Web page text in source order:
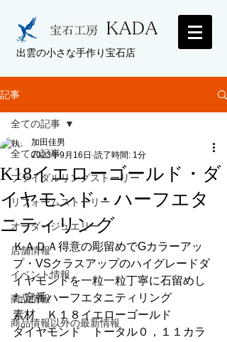
出雲の小さな手作り宝石店
記事
全ての記事
ブライダルリングストーリー
リフォームストーリー
オーダージュエリー
店舗情報
イベント情報
商品情報
商品情報以外の最新情報
全ての記事
K18イエローゴールド・ダ
イヤモンド・ハーフエタ
ニティリング
加田佳男
2023年9月16日 読了時間: 1分
ＫＡＤＡ得意の彫留めでGカラーアッ
プ・VSクラスアップのハイグレードダ
イヤモンドを一粒一粒丁寧に石留めし
た定番ハーフエタニティリング
素材　Ｋ１８イエローゴールド
ダイヤモンド　トータル０，１１カラ